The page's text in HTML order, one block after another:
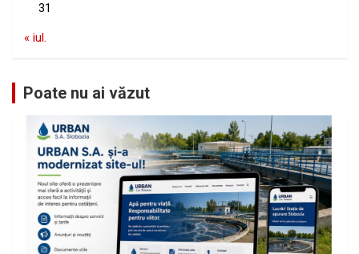
31
« iul.
Poate nu ai văzut